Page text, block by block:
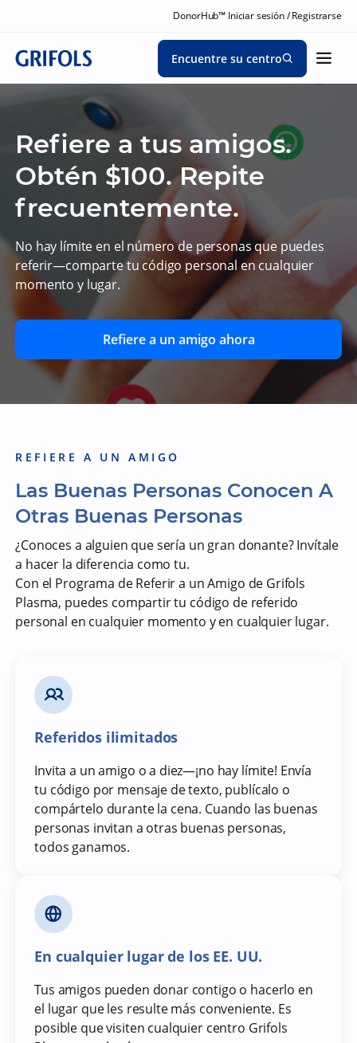
DonorHub™ Iniciar sesión / Registrarse
Encuentre su centro
Refiere a tus amigos.
Obtén $100. Repite
frecuentemente.
No hay límite en el número de personas que puedes
referir—comparte tu código personal en cualquier
momento y lugar.
Refiere a un amigo ahora
REFIERE A UN AMIGO
Las Buenas Personas Conocen A
Otras Buenas Personas
¿Conoces a alguien que sería un gran donante? Invítale
a hacer la diferencia como tu.
Con el Programa de Referir a un Amigo de Grifols
Plasma, puedes compartir tu código de referido
personal en cualquier momento y en cualquier lugar.
Referidos ilimitados
Invita a un amigo o a diez—¡no hay límite! Envía
tu código por mensaje de texto, publícalo o
compártelo durante la cena. Cuando las buenas
personas invitan a otras buenas personas,
todos ganamos.
En cualquier lugar de los EE. UU.
Tus amigos pueden donar contigo o hacerlo en
el lugar que les resulte más conveniente. Es
posible que visiten cualquier centro Grifols